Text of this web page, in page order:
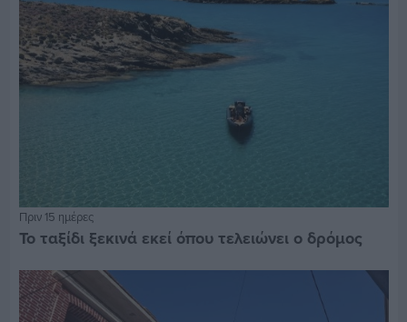
Πριν 15 ημέρες
Το ταξίδι ξεκινά εκεί όπου τελειώνει ο δρόμος